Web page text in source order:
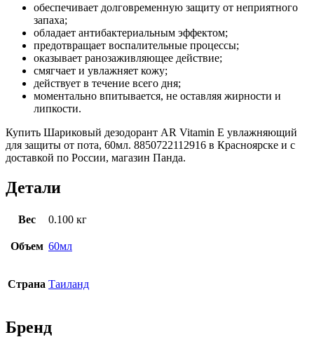
обеспечивает долговременную защиту от неприятного
запаха;
обладает антибактериальным эффектом;
предотвращает воспалительные процессы;
оказывает ранозаживляющее действие;
смягчает и увлажняет кожу;
действует в течение всего дня;
моментально впитывается, не оставляя жирности и
липкости.
Купить Шариковый дезодорант AR Vitamin E увлажняющий
для защиты от пота, 60мл. 8850722112916 в Красноярске и с
доставкой по России, магазин Панда.
Детали
Вес 0.100 кг
Объем 60мл
Страна Таиланд
Бренд